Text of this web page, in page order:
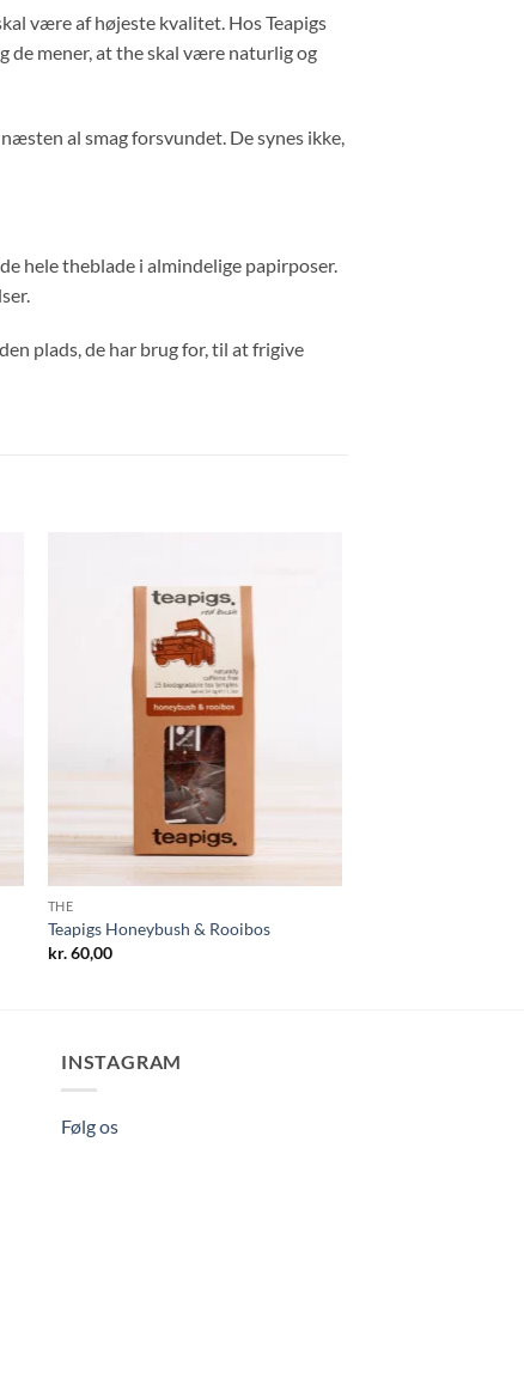
være af højeste kvalitet. Hos Teapigs
de mener, at the skal være naturlig og
al smag forsvundet. De synes ikke,
hele theblade i almindelige papirposer.
plads, de har brug for, til at frigive
THE
Teapigs Honeybush & Rooibos
kr.60,00
INSTAGRAM
Følg os